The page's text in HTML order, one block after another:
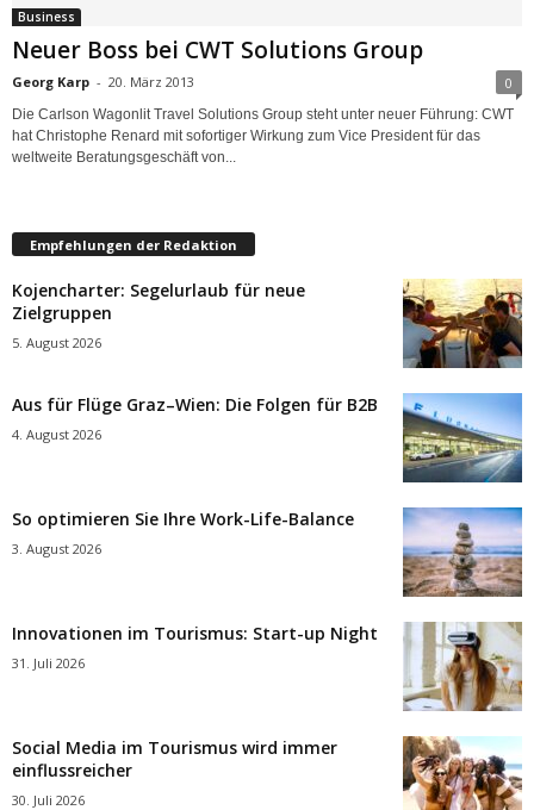
Business
Neuer Boss bei CWT Solutions Group
Georg Karp - 20. März 2013 0
Die Carlson Wagonlit Travel Solutions Group steht unter neuer Führung: CWT
hat Christophe Renard mit sofortiger Wirkung zum Vice President für das
weltweite Beratungsgeschäft von...
Empfehlungen der Redaktion
Kojencharter: Segelurlaub für neue
Zielgruppen
5. August 2026
Aus für Flüge Graz–Wien: Die Folgen für B2B
4. August 2026
So optimieren Sie Ihre Work-Life-Balance
3. August 2026
Innovationen im Tourismus: Start-up Night
31. Juli 2026
Social Media im Tourismus wird immer
einflussreicher
30. Juli 2026